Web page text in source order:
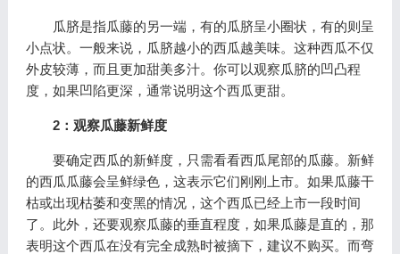
瓜脐是指瓜藤的另一端，有的瓜脐呈小圈状，有的则呈
小点状。一般来说，瓜脐越小的西瓜越美味。这种西瓜不仅
外皮较薄，而且更加甜美多汁。你可以观察瓜脐的凹凸程
度，如果凹陷更深，通常说明这个西瓜更甜。
2：观察瓜藤新鲜度
要确定西瓜的新鲜度，只需看看西瓜尾部的瓜藤。新鲜
的西瓜瓜藤会呈鲜绿色，这表示它们刚刚上市。如果瓜藤干
枯或出现枯萎和变黑的情况，这个西瓜已经上市一段时间
了。此外，还要观察瓜藤的垂直程度，如果瓜藤是直的，那
表明这个西瓜在没有完全成熟时被摘下，建议不购买。而弯